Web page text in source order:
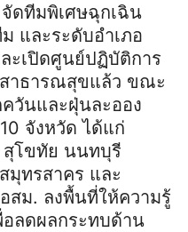
ดทีมพิเศษฉุกเฉิน
และระดับอำเภอ
ะเปิดศูนย์ปฏิบัติการ
าธารณสุขแล้ว ขณะ
วันและฝุ่นละออง
จังหวัด ได้แก่
สุโขทัย นนทบุรี
มุทรสาคร และ
สม. ลงพื้นที่ให้ความรู้
ลดผลกระทบด้าน